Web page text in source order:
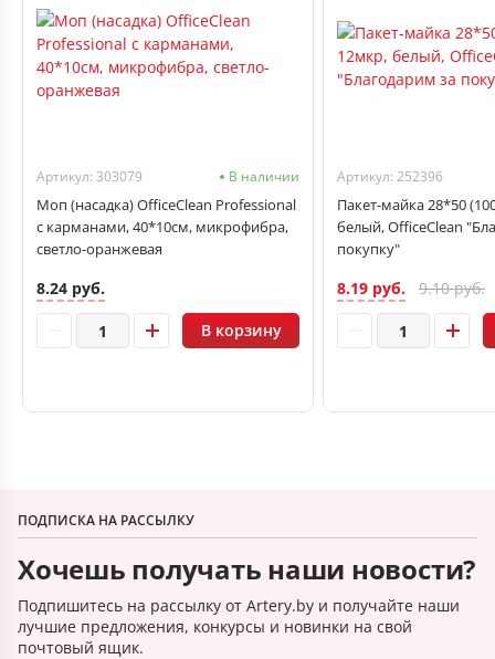
Артикул: 303079 В наличии
Моп (насадка) OfficeClean Professional
с карманами, 40*10см, микрофибра,
светло-оранжевая
8.24 руб.
В корзину
Артикул: 252396
Пакет-майка 28*50
белый, OfficeClean
покупку"
8.19 руб. 9.10 руб.
ПОДПИСКА НА РАССЫЛКУ
Хочешь получать наши новости?
Подпишитесь на рассылку от Artery.by и получайте наши
лучшие предложения, конкурсы и новинки на свой
почтовый ящик.